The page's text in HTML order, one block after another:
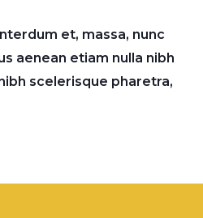
et, massa, nunc
aenean etiam nulla nibh
scelerisque pharetra,